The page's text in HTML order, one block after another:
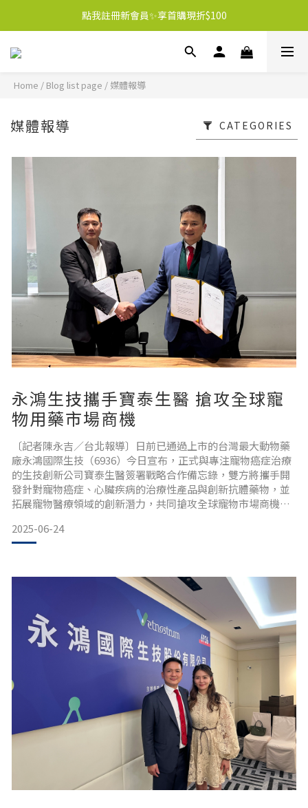
點我註冊新會員✨享首購現折$100
Home / Blog list page / 媒體報導
媒體報導 CATEGORIES
永鴻生技攜手寶泰生醫 搶攻全球寵
物用藥市場商機
〔記者陳永吉／台北報導〕日前已通過上市的台灣最大動物藥
廠永鴻國際生技（6936）今日宣布，正式與專注寵物癌症治療
的生技創新公司寶泰生醫簽署戰略合作備忘錄，雙方將攜手開
發針對寵物癌症、心臟疾病的治療性產品與創新抗體藥物，並
拓展寵物醫療領域的創新潛力，共同搶攻全球寵物市場商機。
作關係。永鴻董事長鍾威凱表示，此次合作，永鴻將憑藉在動
物藥品研發、製造及市場銷售的領先地位，為新藥開發提供市
能力
2025-06-24